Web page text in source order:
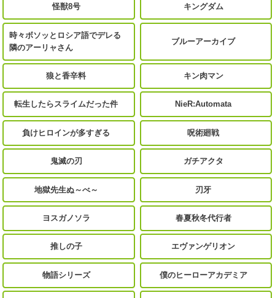
怪獣8号 キングダム
時々ボソッとロシア語でデレる
隣のアーリャさん
ブルーアーカイブ
狼と香辛料 キン肉マン
転生したらスライムだった件 NieR:Automata
負けヒロインが多すぎる 呪術廻戦
鬼滅の刃 ガチアクタ
地獄先生ぬ～べ～ 刃牙
ヨスガノソラ 春夏秋冬代行者
推しの子 エヴァンゲリオン
物語シリーズ 僕のヒーローアカデミア